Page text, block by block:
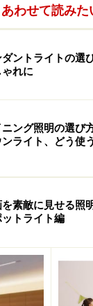
ウォッシャ器
用した天井埋め
のカテゴリーの
ダウンライト器
存させても全
です。
ールウォッシャ
問がありまし
によって種類が
ンズのないタイ
しても、おそら
ならないと思い
ットライトで壁
あわせて読みた
ントライトの選
れに
ニング照明の選び
ライト、どう使う
素敵に見せる照
ットライト編